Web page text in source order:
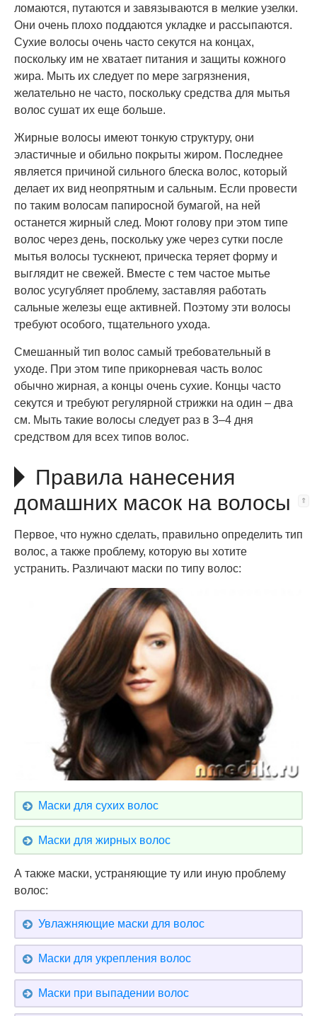
ломаются, путаются и завязываются в мелкие узелки.
Они очень плохо поддаются укладке и рассыпаются.
Сухие волосы очень часто секутся на концах,
поскольку им не хватает питания и защиты кожного
жира. Мыть их следует по мере загрязнения,
желательно не часто, поскольку средства для мытья
волос сушат их еще больше.
Жирные волосы имеют тонкую структуру, они
эластичные и обильно покрыты жиром. Последнее
является причиной сильного блеска волос, который
делает их вид неопрятным и сальным. Если провести
по таким волосам папиросной бумагой, на ней
останется жирный след. Моют голову при этом типе
волос через день, поскольку уже через сутки после
мытья волосы тускнеют, прическа теряет форму и
выглядит не свежей. Вместе с тем частое мытье
волос усугубляет проблему, заставляя работать
сальные железы еще активней. Поэтому эти волосы
требуют особого, тщательного ухода.
Смешанный тип волос самый требовательный в
уходе. При этом типе прикорневая часть волос
обычно жирная, а концы очень сухие. Концы часто
секутся и требуют регулярной стрижки на один – два
см. Мыть такие волосы следует раз в 3–4 дня
средством для всех типов волос.
Правила нанесения
домашних масок на волосы
Первое, что нужно сделать, правильно определить тип
волос, а также проблему, которую вы хотите
устранить. Различают маски по типу волос:
Маски для сухих волос
Маски для жирных волос
А также маски, устраняющие ту или иную проблему
волос:
Увлажняющие маски для волос
Маски для укрепления волос
Маски при выпадении волос